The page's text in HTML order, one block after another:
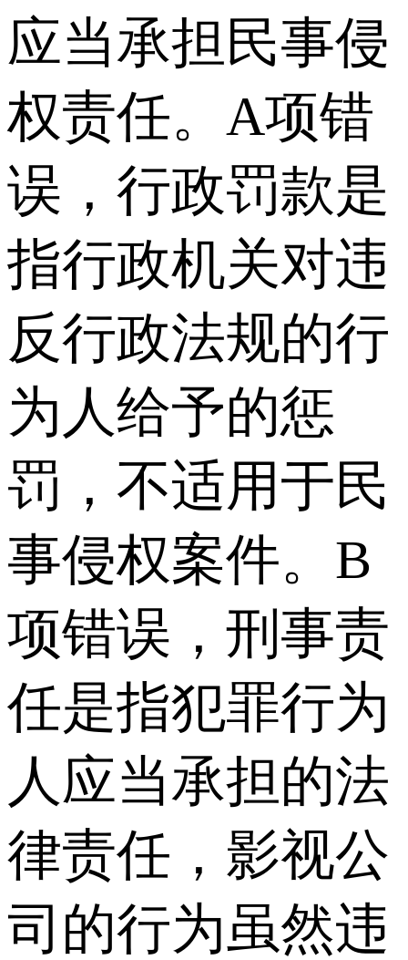
应当承担民事侵
权责任。A项错
误，行政罚款是
指行政机关对违
反行政法规的行
为人给予的惩
罚，不适用于民
事侵权案件。B
项错误，刑事责
任是指犯罪行为
人应当承担的法
律责任，影视公
司的行为虽然违